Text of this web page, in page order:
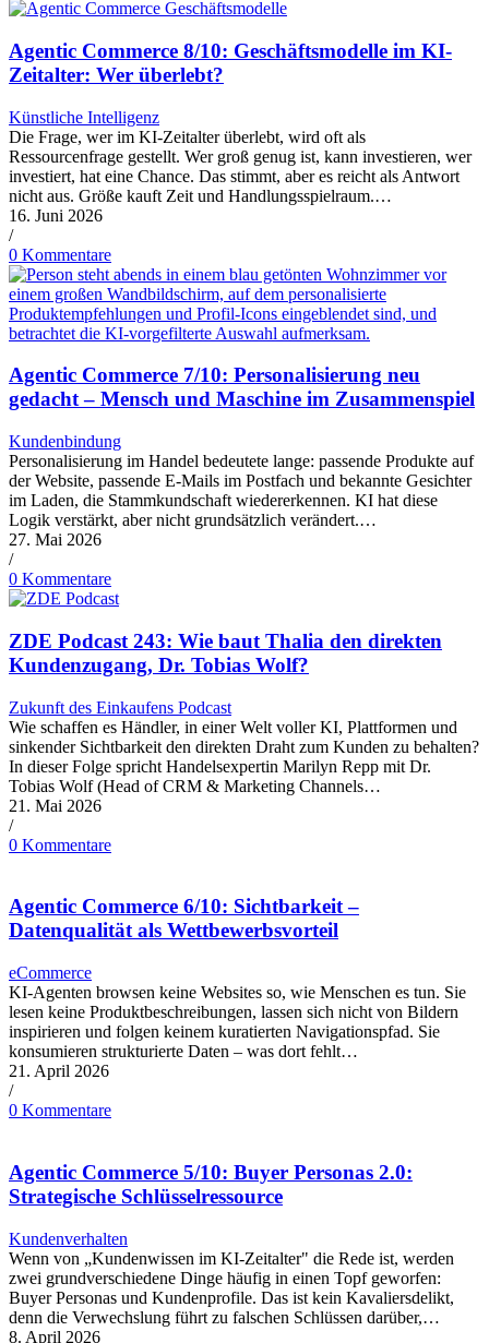
Agentic Commerce 8/10: Geschäftsmodelle im KI-
Zeitalter: Wer überlebt?
Künstliche Intelligenz
Die Frage, wer im KI-Zeitalter überlebt, wird oft als
Ressourcenfrage gestellt. Wer groß genug ist, kann investieren, wer
investiert, hat eine Chance. Das stimmt, aber es reicht als Antwort
nicht aus. Größe kauft Zeit und Handlungsspielraum.…
16. Juni 2026
/
0 Kommentare
Agentic Commerce 7/10: Personalisierung neu
gedacht – Mensch und Maschine im Zusammenspiel
Kundenbindung
Personalisierung im Handel bedeutete lange: passende Produkte auf
der Website, passende E-Mails im Postfach und bekannte Gesichter
im Laden, die Stammkundschaft wiedererkennen. KI hat diese
Logik verstärkt, aber nicht grundsätzlich verändert.…
27. Mai 2026
/
0 Kommentare
ZDE Podcast 243: Wie baut Thalia den direkten
Kundenzugang, Dr. Tobias Wolf?
Zukunft des Einkaufens Podcast
Wie schaffen es Händler, in einer Welt voller KI, Plattformen und
sinkender Sichtbarkeit den direkten Draht zum Kunden zu behalten?
In dieser Folge spricht Handelsexpertin Marilyn Repp mit Dr.
Tobias Wolf (Head of CRM & Marketing Channels…
21. Mai 2026
/
0 Kommentare
Agentic Commerce 6/10: Sichtbarkeit –
Datenqualität als Wettbewerbsvorteil
eCommerce
KI-Agenten browsen keine Websites so, wie Menschen es tun. Sie
lesen keine Produktbeschreibungen, lassen sich nicht von Bildern
inspirieren und folgen keinem kuratierten Navigationspfad. Sie
konsumieren strukturierte Daten – was dort fehlt…
21. April 2026
/
0 Kommentare
Agentic Commerce 5/10: Buyer Personas 2.0:
Strategische Schlüsselressource
Kundenverhalten
Wenn von „Kundenwissen im KI-Zeitalter" die Rede ist, werden
zwei grundverschiedene Dinge häufig in einen Topf geworfen:
Buyer Personas und Kundenprofile. Das ist kein Kavaliersdelikt,
denn die Verwechslung führt zu falschen Schlüssen darüber,…
8. April 2026